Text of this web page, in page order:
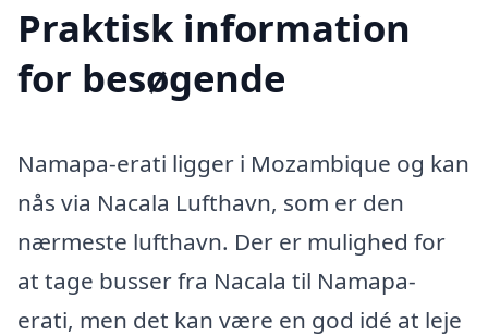
Praktisk information
for besøgende
Namapa-erati ligger i Mozambique og kan
nås via Nacala Lufthavn, som er den
nærmeste lufthavn. Der er mulighed for
at tage busser fra Nacala til Namapa-
erati, men det kan være en god idé at leje